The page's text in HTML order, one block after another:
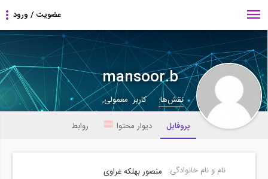
mansoor.b
نقش‌ها:
کاربر معمولی,
پروفایل
دیوار محتوا روابط
نام و نام خانوادگی: منصور بهلکه غراوی